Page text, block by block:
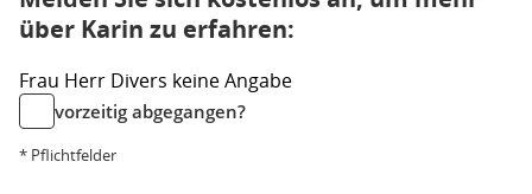
über Karin zu erfahren:
Frau Herr Divers keine Angabe
vorzeitig abgegangen?
* Pflichtfelder